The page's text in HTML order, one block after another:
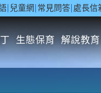
兒童網 常見問答 處長信
生態保育 解說教育